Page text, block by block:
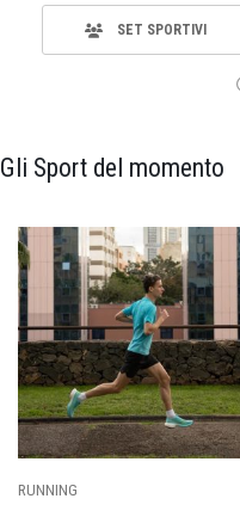
SET SPORTIVI
Gli Sport del momento